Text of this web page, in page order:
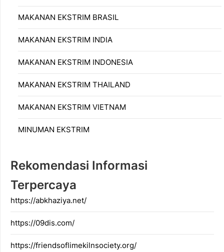
MAKANAN EKSTRIM BRASIL
MAKANAN EKSTRIM INDIA
MAKANAN EKSTRIM INDONESIA
MAKANAN EKSTRIM THAILAND
MAKANAN EKSTRIM VIETNAM
MINUMAN EKSTRIM
Rekomendasi Informasi
Terpercaya
https://abkhaziya.net/
https://09dis.com/
https://friendsoflimekilnsociety.org/